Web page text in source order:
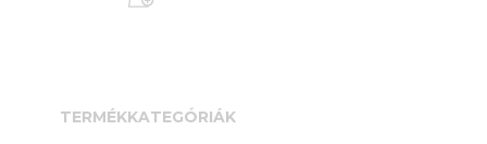
TERMÉKKATEGÓRIÁK